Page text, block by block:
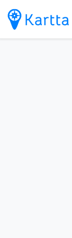
sisältöön